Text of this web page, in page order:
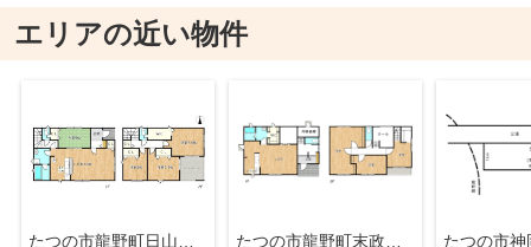
エリアの近い物件